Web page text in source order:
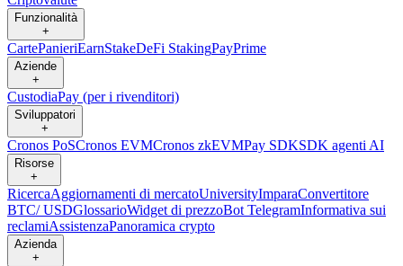
Funzionalità
+
CartePanieriEarnStakeDeFi StakingPayPrime
Aziende
+
CustodiaPay (per i rivenditori)
Sviluppatori
+
Cronos PoSCronos EVMCronos zkEVMPay SDKSDK agenti AI
Risorse
+
RicercaAggiornamenti di mercatoUniversityImparaConvertitore
BTC/ USDGlossarioWidget di prezzoBot TelegramInformativa sui
reclamiAssistenzaPanoramica crypto
Azienda
+